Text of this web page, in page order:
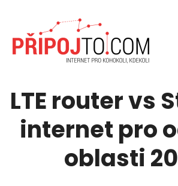
LTE router vs
internet pro
oblasti